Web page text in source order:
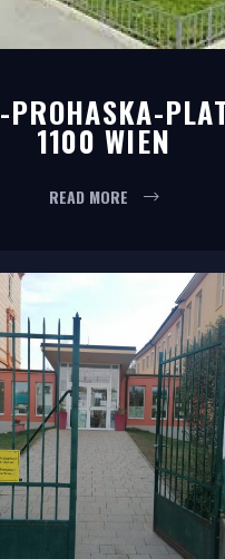
PROHASKA-
1100 WIEN
READ MORE